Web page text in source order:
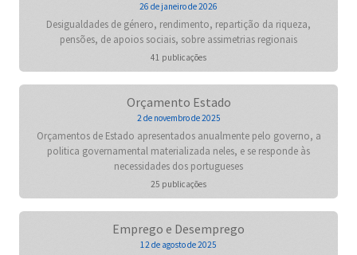
26 de janeiro de 2026
Desigualdades de género, rendimento, repartição da riqueza,
pensões, de apoios sociais, sobre assimetrias regionais
41 publicações
Orçamento Estado
2 de novembro de 2025
Orçamentos de Estado apresentados anualmente pelo governo, a
politica governamental materializada neles, e se responde às
necessidades dos portugueses
25 publicações
Emprego e Desemprego
12 de agosto de 2025